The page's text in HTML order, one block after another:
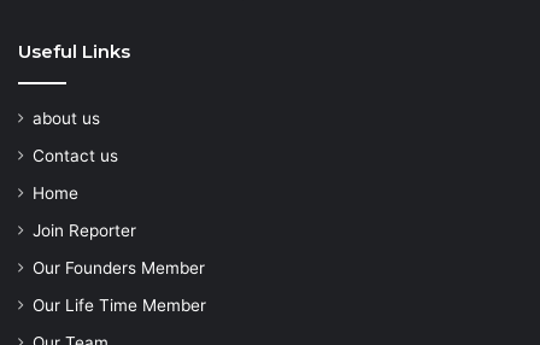
Useful Links
about us
Contact us
Home
Join Reporter
Our Founders Member
Our Life Time Member